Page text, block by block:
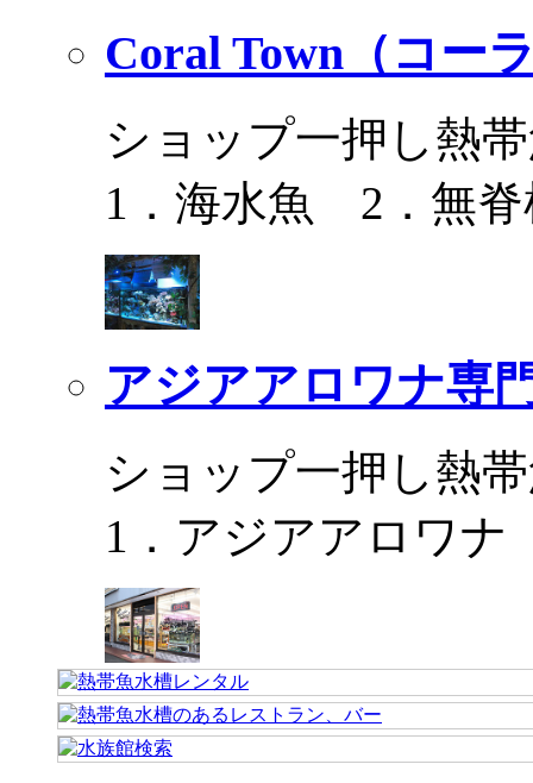
Coral Town（コー
ショップ一押し熱
1．海水魚 2．無脊
アジアアロワナ専
ショップ一押し熱
1．アジアアロワ